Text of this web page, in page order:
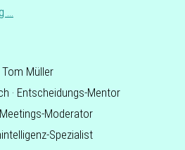
Tom Müller
· Ent­schei­dungs-Mentor
Moderator
Spe­zia­list